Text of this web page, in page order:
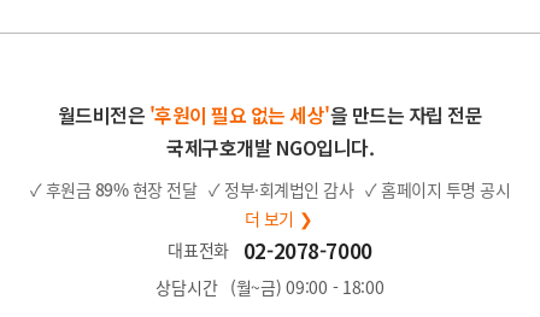
월드비전은 '후원이 필요 없는 세상'을 만드는 자립 전문
국제구호개발 NGO입니다.
✓ 후원금 89%현장 전달 ✓ 정부·회계법인 감사 ✓ 홈페이지 투명 공시
더 보기 ❯
대표전화
02-2078-7000
상담시간 (월~금) 09:00 - 18:00